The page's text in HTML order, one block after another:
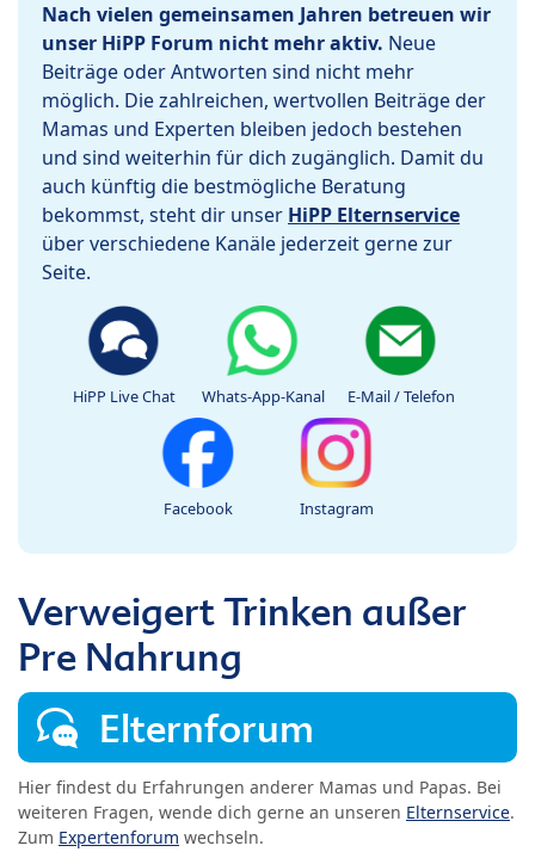
Nach vielen gemeinsamen Jahren betreuen wir
unser HiPP Forum nicht mehr aktiv. Neue
Beiträge oder Antworten sind nicht mehr
möglich. Die zahlreichen, wertvollen Beiträge der
Mamas und Experten bleiben jedoch bestehen
und sind weiterhin für dich zugänglich. Damit du
auch künftig die bestmögliche Beratung
bekommst, steht dir unser HiPP Elternservice
über verschiedene Kanäle jederzeit gerne zur
Seite.
HiPP Live Chat Whats-App-Kanal E-Mail / Telefon
Facebook Instagram
Verweigert Trinken außer
Pre Nahrung
Elternforum
Hier findest du Erfahrungen anderer Mamas und Papas. Bei
weiteren Fragen, wende dich gerne an unseren Elternservice.
Zum Expertenforum wechseln.